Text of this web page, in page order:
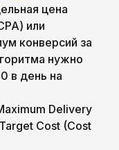
цена
или
конверсий за
нужно
в день на
Delivery
Cost (Cost